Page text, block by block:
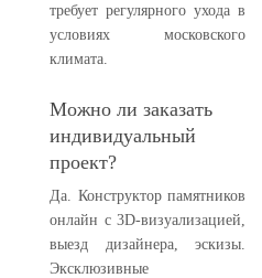
требует регулярного ухода в
условиях московского
климата.
Можно ли заказать
индивидуальный
проект?
Да. Конструктор памятников
онлайн с 3D-визуализацией,
выезд дизайнера, эскизы.
Эксклюзивные